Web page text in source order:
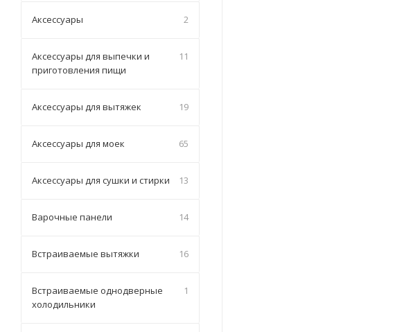
Аксессуары 2
Аксессуары для выпечки и
приготовления пищи
11
Аксессуары для вытяжек 19
Аксессуары для моек 65
Аксессуары для сушки и стирки 13
Варочные панели 14
Встраиваемые вытяжки 16
Встраиваемые однодверные
холодильники
1